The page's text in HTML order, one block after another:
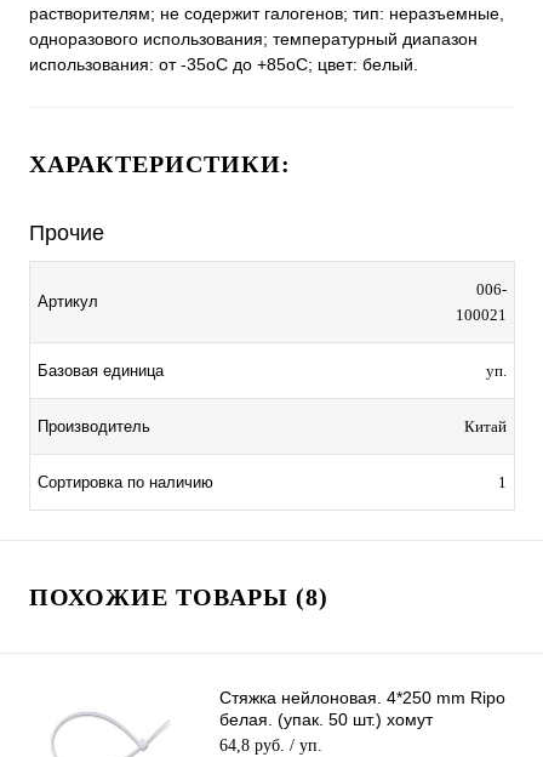
растворителям; не содержит галогенов; тип: неразъемные,
одноразового использования; температурный диапазон
использования: от -35oC до +85oC; цвет: белый.
ХАРАКТЕРИСТИКИ:
Прочие
Артикул
006-
100021
Базовая единица уп.
Производитель Китай
Сортировка по наличию 1
ПОХОЖИЕ ТОВАРЫ (8)
Стяжка нейлоновая. 4*250 mm Ripo
белая. (упак. 50 шт.) хомут
пластиковый. стяжка кабельная
64,8 руб. / уп.